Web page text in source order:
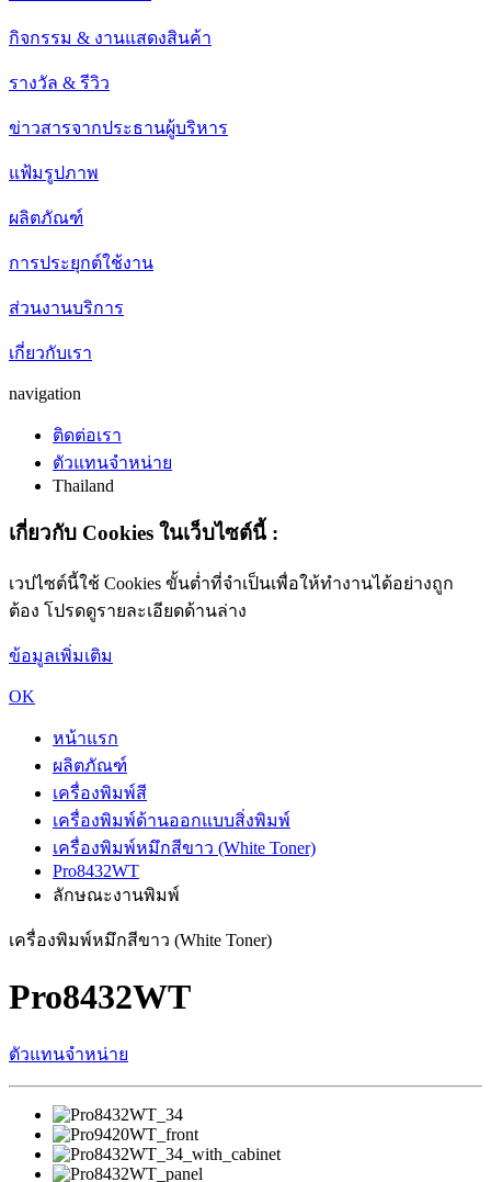
กิจกรรม & งานแสดงสินค้า
รางวัล & รีวิว
ข่าวสารจากประธานผู้บริหาร
แฟ้มรูปภาพ
ผลิตภัณฑ์
การประยุกต์ใช้งาน
ส่วนงานบริการ
เกี่ยวกับเรา
navigation
ติดต่อเรา
ตัวแทนจำหน่าย
Thailand
เกี่ยวกับ Cookies ในเว็บไซต์นี้ :
เวปไซต์นี้ใช้ Cookies ขั้นต่ำที่จำเป็นเพื่อให้ทำงานได้อย่างถูก
ต้อง โปรดดูรายละเอียดด้านล่าง
ข้อมูลเพิ่มเติม
OK
หน้าแรก
ผลิตภัณฑ์
เครื่องพิมพ์สี
เครื่องพิมพ์ด้านออกแบบสิ่งพิมพ์
เครื่องพิมพ์หมึกสีขาว (White Toner)
Pro8432WT
ลักษณะงานพิมพ์
เครื่องพิมพ์หมึกสีขาว (White Toner)
Pro8432WT
ตัวแทนจำหน่าย